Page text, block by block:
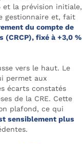
et la prévision initiale,
gestionnaire et, fait
du compte de
fixé à +3,0 %
vers le haut. Le
permet aux
écarts constatés
de la CRE. Cette
plafond, ce qui
sensiblement plus